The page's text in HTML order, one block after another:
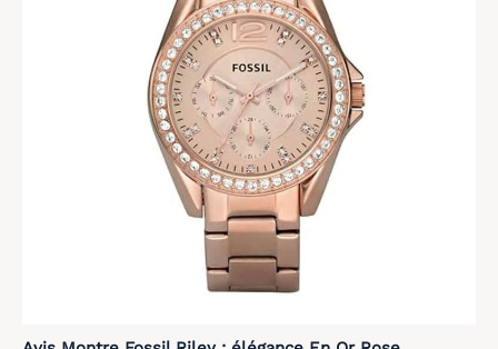
mesures précises aident
à comprendre l'impact
de vos activités sur votre
forme. Note : Ce produit
n'est pas un dispositif
médical ; les données
sont fournies à titre
indicatif pour le suivi du
fitness et du bien-être
général, visant une
gestion simplifiée de
votre capital santé au
[Sommeil,
Stress & Suivi du Cycle
Féminin] Optimisez votre